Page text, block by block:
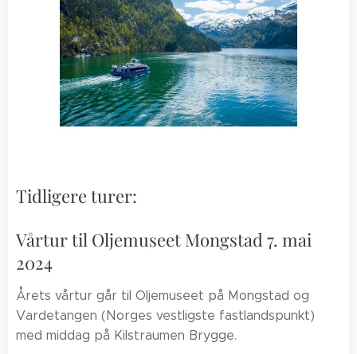
Tidligere turer:
Vårtur til Oljemuseet Mongstad 7. mai
2024
Årets vårtur går til Oljemuseet på Mongstad og
Vardetangen (Norges vestligste fastlandspunkt)
med middag på Kilstraumen Brygge.